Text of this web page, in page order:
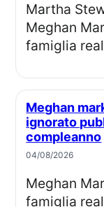
Martha Stewart commenta il percorso di
Meghan
famiglia
Meghan markle, perché la famiglia reale ha
ignorato
compleanno
04/08/2026
Meghan Markle compie 45 anni, ma dalla
famiglia